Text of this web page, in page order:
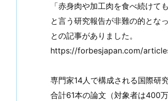
「赤身肉や加工肉を食べ続けて
と言う研究報告が非難の的とな
との記事がありました。
https://forbesjapan.com/
専門家14人で構成される国際研
合計61本の論文（対象者は400